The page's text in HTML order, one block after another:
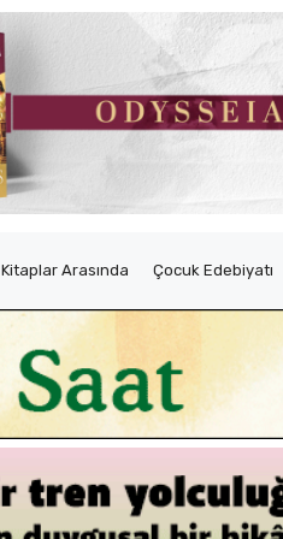
Kitaplar Arasında Çocuk Edebiyatı